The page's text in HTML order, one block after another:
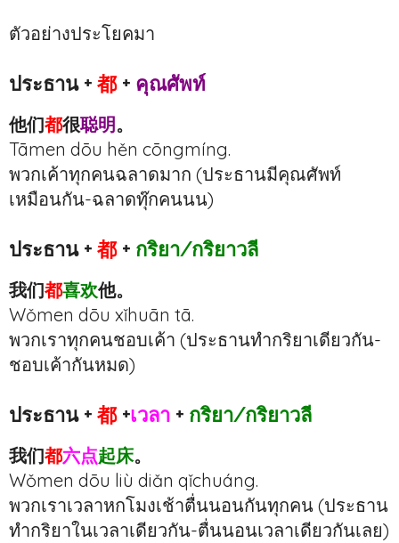
ตัวอย่างประโยคมา
ประธาน + 都+ คุณศัพท์
他们都很聪明 。
Tāmen dōu hěn cōngmíng.
พวกเค้าทุกคนฉลาดมาก (ประธานมีคุณศัพท์
เหมือนกัน-ฉลาดทุ๊กคนนน)
ประธาน + 都+ กริยา/กริยาวลี
我们都喜欢他。
Wǒmen dōu xǐhuān tā.
พวกเราทุกคนชอบเค้า (ประธานทำกริยาเดียวกัน-
ชอบเค้ากันหมด)
ประธาน + 都+เวลา + กริยา/กริยาวลี
我们都六点起床。
Wǒmen dōu liù diǎn qǐchuáng.
พวกเราเวลาหกโมงเช้าตื่นนอนกันทุกคน (ประธาน
ทำกริยาในเวลาเดียวกัน-ตื่นนอนเวลาเดียวกันเลย)